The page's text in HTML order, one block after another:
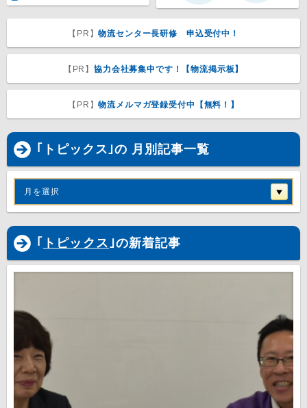
【PR】物流センター長研修 申込受付中！
【PR】協力会社募集中です！【物流掲示板】
【PR】物流メルマガ登録受付中【無料！】
｢トピックス｣の 月別記事一覧
月を選択
｢ トピックス｣の新着記事